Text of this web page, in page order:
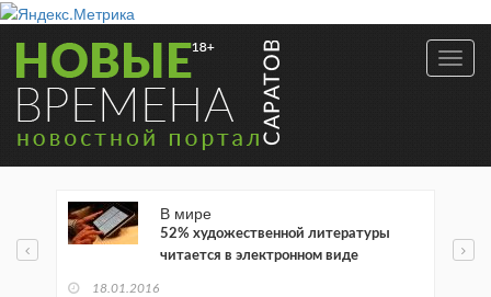
В мире
52% художественной литературы
читается в электронном виде
18.01.2016